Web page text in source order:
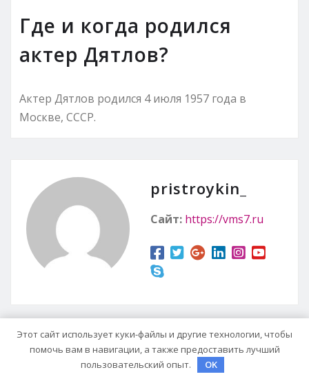
Где и когда родился
актер Дятлов?
Актер Дятлов родился 4 июля 1957 года в
Москве, СССР.
pristroykin_
Сайт: https://vms7.ru
RELATED STORY
Этот сайт использует куки-файлы и другие технологии, чтобы
помочь вам в навигации, а также предоставить лучший
пользовательский опыт.
OK